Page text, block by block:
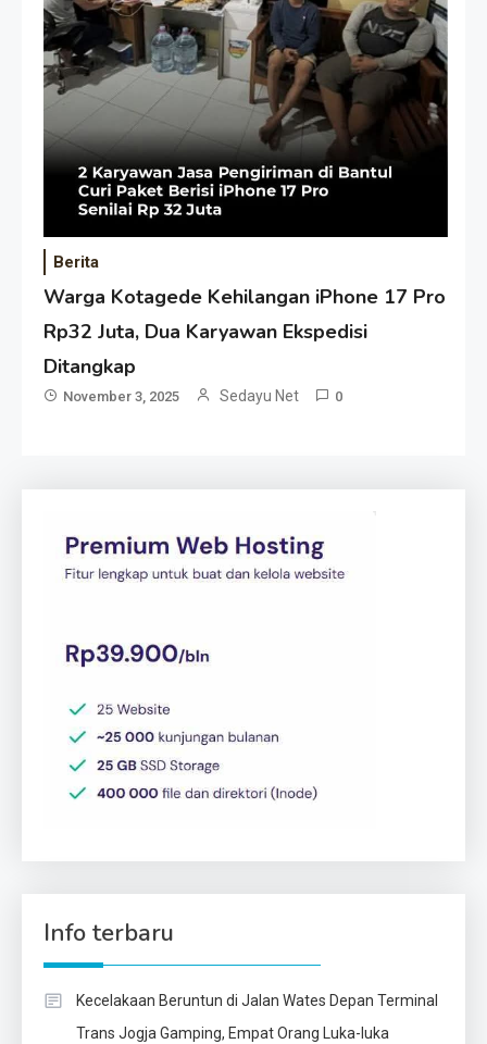
Berita
Warga Kotagede Kehilangan iPhone 17 Pro
Rp32 Juta, Dua Karyawan Ekspedisi
Ditangkap
November 3, 2025 Sedayu Net 0
Info terbaru
Kecelakaan Beruntun di Jalan Wates Depan Terminal
Trans Jogja Gamping, Empat Orang Luka-luka